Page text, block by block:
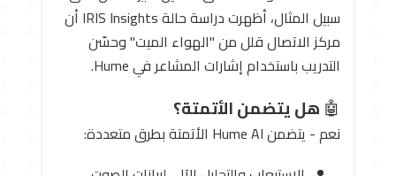
سبيل المثال، أظهرت دراسة حالة IRIS Insights أن
مركز الاتصال قلل من "الهواء الميت" وحسّن
التدريب باستخدام إشارات المشاعر في Hume.
🤖 هل يتضمن الأتمتة؟
نعم - يتضمن Hume AI الأتمتة بطرق متعددة: